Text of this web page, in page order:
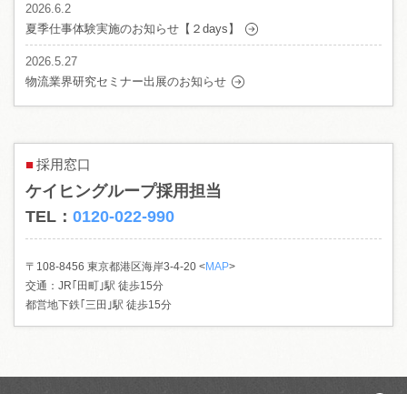
2026.6.2
夏季仕事体験実施のお知らせ【２days】
2026.5.27
物流業界研究セミナー出展のお知らせ
採用窓口
ケイヒングループ採用担当
TEL： 0120-022-990
〒108-8456 東京都港区海岸3-4-20 <MAP>
交通：JR｢田町｣駅 徒歩15分
都営地下鉄｢三田｣駅 徒歩15分